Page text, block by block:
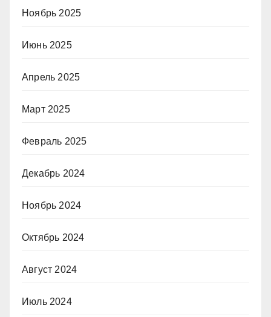
Ноябрь 2025
Июнь 2025
Апрель 2025
Март 2025
Февраль 2025
Декабрь 2024
Ноябрь 2024
Октябрь 2024
Август 2024
Июль 2024